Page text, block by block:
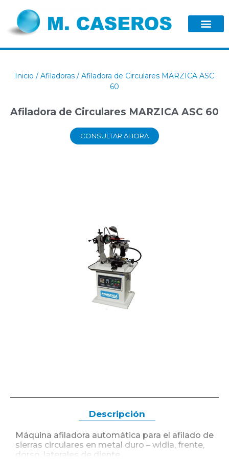
Inicio / Afiladoras / Afiladora de Circulares MARZICA ASC
60
Afiladora de Circulares MARZICA ASC 60
CONSULTAR AHORA
Descripción
Máquina afiladora automática para el afilado de
sierras circulares en metal duro – widia, frente,
dorso, laterales de diente.